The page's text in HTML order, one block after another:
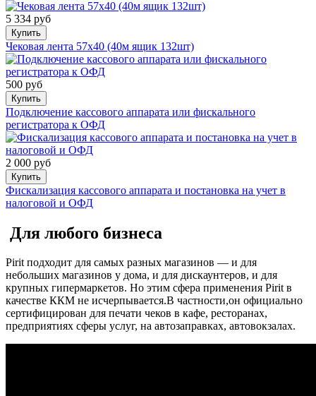
5 334 руб
Купить
Чековая лента 57х40 (40м ящик 132шт)
500 руб
Купить
Подключение кассового аппарата или фискального
регистратора к ОФД
2 000 руб
Купить
Фискализация кассового аппарата и постановка на учет в
налоговой и ОФД
Для любого бизнеса
Pirit подходит для самых разных магазинов — и для
небольших магазинов у дома, и для дискаунтеров, и для
крупных гипермаркетов. Но этим сфера применения Pirit в
качестве ККМ не исчерпывается.В частности,он официально
сертифицирован для печати чеков в кафе, ресторанах,
предприятиях сферы услуг, на автозаправках, автовокзалах.